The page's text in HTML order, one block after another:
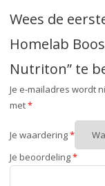
Wees de
Homelab
Nutriton” te
Je e-mailadres wordt
met*
Je waardering*
Je beoordeling*